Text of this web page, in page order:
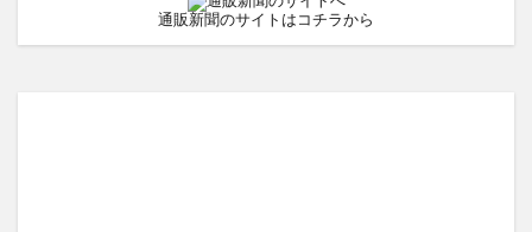
通販新聞のサイトはコチラから